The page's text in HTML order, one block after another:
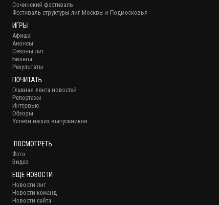
Сочинский фестиваль
Фестиваль структуры лиг Москвы и Подмосковья
ИГРЫ
Афиша
Анонсы
Сезоны лиг
Билеты
Результаты
ПОЧИТАТЬ
Главная лента новостей
Репортажи
Интервью
Обзоры
Успехи наших выпускников
ПОСМОТРЕТЬ
Фото
Видео
ЕЩЕ НОВОСТИ
Новости лиг
Новости команд
Новости сайта